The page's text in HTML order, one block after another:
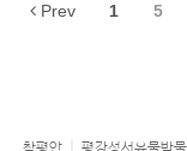
Prev 1 5